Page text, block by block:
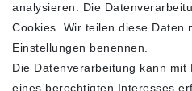
analysieren. Die
Cookies. Wir teilen diese Daten
Einstellungen benennen.
Die Datenverarbeitung kann mit
eines berechtigten Interesses